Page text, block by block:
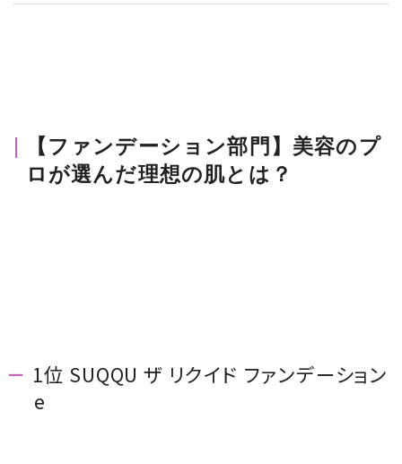
【ファンデーション部門】美容のプ
ロが選んだ理想の肌とは？
1位 SUQQU ザ リクイド ファンデーション
e